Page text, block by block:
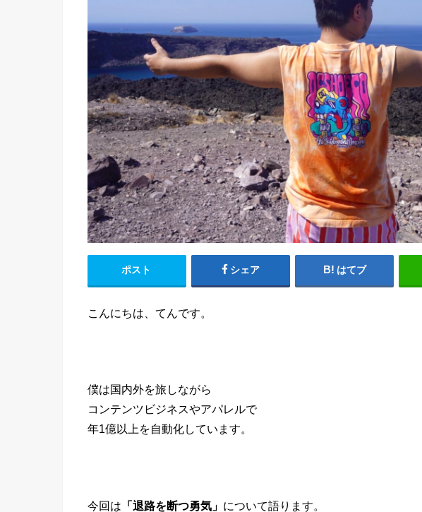
ポスト シェア はてブ
こんにちは、てんです。
僕は国内外を旅しながら
コンテンツビジネスやアパレルで
年1億以上を自動化しています。
今回は 「退路を断つ勇気」 について語ります。